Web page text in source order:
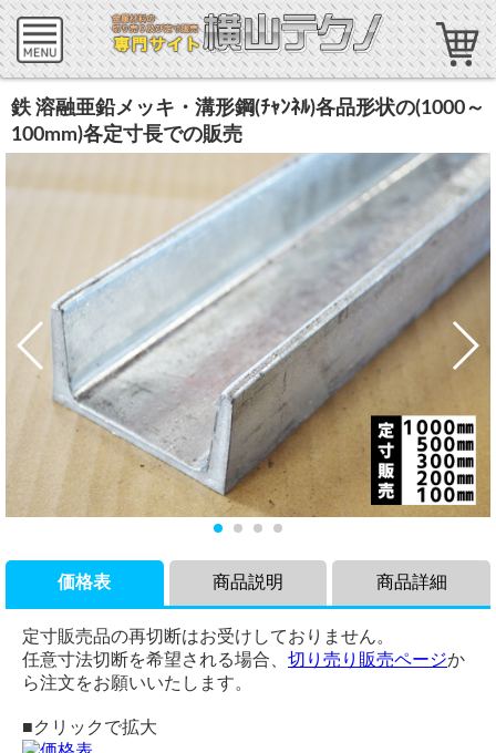
鉄 溶融亜鉛メッキ・溝形鋼(ﾁｬﾝﾈﾙ)各品形状の(1000～
100mm)各定寸長での販売
価格表
定寸販売品の再切断はお受けしておりません。
任意寸法切断を希望される場合、 切り売り販売ページか
ら注文をお願いいたします。
■クリックで拡大
商品説明 商品詳細